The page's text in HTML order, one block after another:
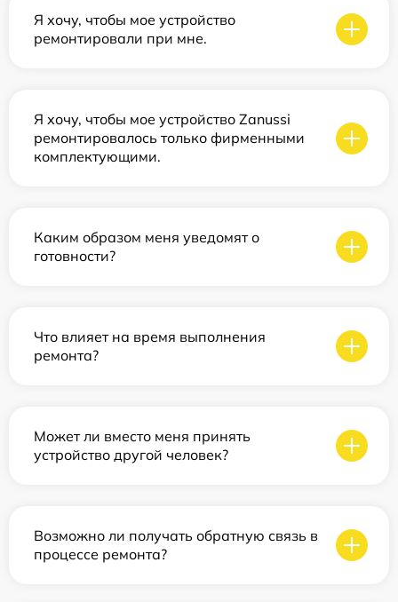
Я хочу, чтобы мое устройство
ремонтировали при мне.
Я хочу, чтобы мое устройство Zanussi
ремонтировалось только фирменными
комплектующими.
Каким образом меня уведомят о
готовности?
Что влияет на время выполнения
ремонта?
Может ли вместо меня принять
устройство другой человек?
Возможно ли получать обратную связь в
процессе ремонта?